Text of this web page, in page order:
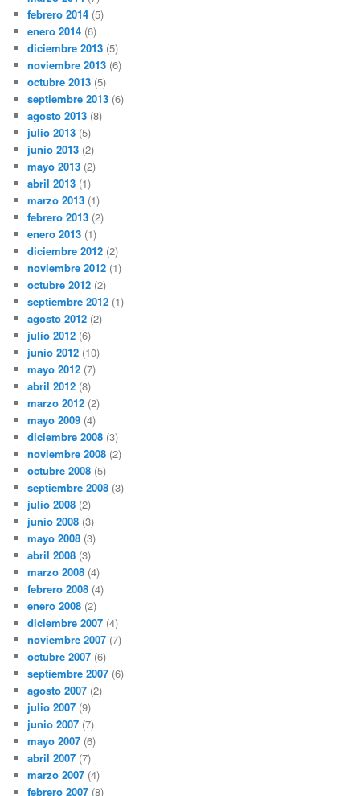
febrero 2014 (5)
enero 2014 (6)
diciembre 2013 (5)
noviembre 2013 (6)
octubre 2013 (5)
septiembre 2013 (6)
agosto 2013 (8)
julio 2013 (5)
junio 2013 (2)
mayo 2013 (2)
abril 2013 (1)
marzo 2013 (1)
febrero 2013 (2)
enero 2013 (1)
diciembre 2012 (2)
noviembre 2012 (1)
octubre 2012 (2)
septiembre 2012 (1)
agosto 2012 (2)
julio 2012 (6)
junio 2012 (10)
mayo 2012 (7)
abril 2012 (8)
marzo 2012 (2)
mayo 2009 (4)
diciembre 2008 (3)
noviembre 2008 (2)
octubre 2008 (5)
septiembre 2008 (3)
julio 2008 (2)
junio 2008 (3)
mayo 2008 (3)
abril 2008 (3)
marzo 2008 (4)
febrero 2008 (4)
enero 2008 (2)
diciembre 2007 (4)
noviembre 2007 (7)
octubre 2007 (6)
septiembre 2007 (6)
agosto 2007 (2)
julio 2007 (9)
junio 2007 (7)
mayo 2007 (6)
abril 2007 (7)
marzo 2007 (4)
febrero 2007 (8)